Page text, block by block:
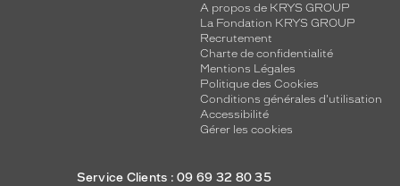
A propos de KRYS GROUP
La Fondation KRYS GROUP
Recrutement
Charte de confidentialité
Mentions Légales
Politique des Cookies
Conditions générales d'utilisation
Accessibilité
Gérer les cookies
Service Clients : 09 69 32 80 35